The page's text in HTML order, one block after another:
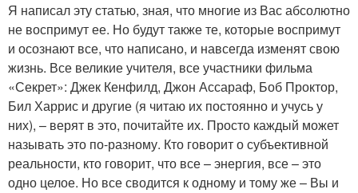
Я написал эту статью, зная, что многие из Вас абсолютно
не воспримут ее. Но будут также те, которые воспримут
и осознают все, что написано, и навсегда изменят свою
жизнь. Все великие учителя, все участники фильма
«Секрет»: Джек Кенфилд, Джон Ассараф, Боб Проктор,
Бил Харрис и другие (я читаю их постоянно и учусь у
них), – верят в это, почитайте их. Просто каждый может
называть это по-разному. Кто говорит о субъективной
реальности, кто говорит, что все – энергия, все – это
одно целое. Но все сводится к одному и тому же – Вы и